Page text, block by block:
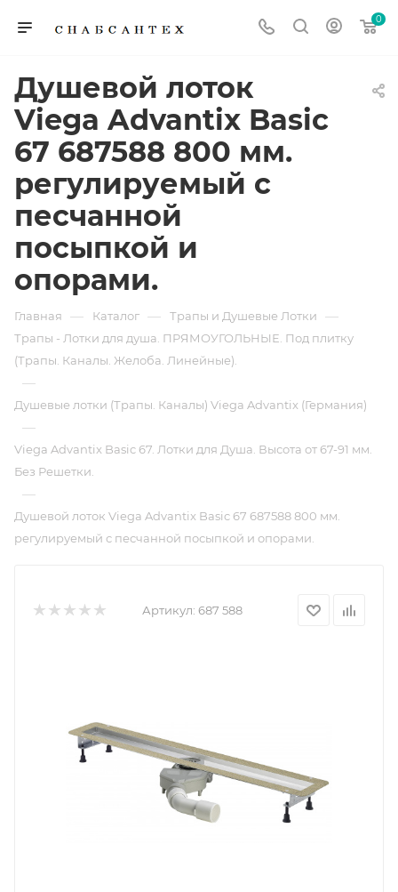
0
Душевой лоток
Viega Advantix Basic
67 687588 800 мм.
регулируемый с
песчанной
посыпкой и
опорами.
Главная — Каталог — Трапы и Душевые Лотки —
Трапы - Лотки для душа. ПРЯМОУГОЛЬНЫЕ. Под плитку
(Трапы. Каналы. Желоба. Линейные).
—
Душевые лотки (Трапы. Каналы) Viega Advantix (Германия)
—
Viega Advantix Basic 67. Лотки для Душа. Высота от 67-91 мм.
Без Решетки.
—
Душевой лоток Viega Advantix Basic 67 687588 800 мм.
регулируемый с песчанной посыпкой и опорами.
Артикул: 687 588